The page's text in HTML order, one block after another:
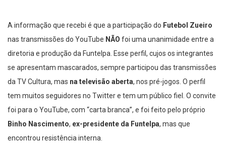
A informação que recebi é que a participação do Futebol Zueiro
nas transmissões do YouTube NÃO foi uma unanimidade entre a
diretoria e produção da Funtelpa. Esse perfil, cujos os integrantes
se apresentam mascarados, sempre participou das transmissões
da TV Cultura, mas na televisão aberta, nos pré-jogos. O perfil
tem muitos seguidores no Twitter e tem um público fiel. O convite
foi para o YouTube, com “carta branca”, e foi feito pelo próprio
Binho Nascimento, ex-presidente da Funtelpa, mas que
encontrou resistência interna.